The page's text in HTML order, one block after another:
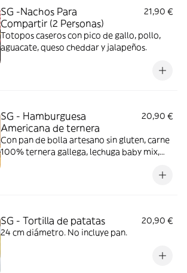
SG -Nachos Para
Compartir (2 Personas)
21,90 €
Totopos caseros con pico de gallo, pollo,
aguacate, queso cheddar y jalapeños.
SG - Hamburguesa
Americana de ternera
20,90 €
Con pan de bolla artesano sin gluten, carne
100% ternera gallega, lechuga baby mix,
Foto ilustrativa con pan brioche con gluten
SG - Tortilla de patatas
20,90 €
24 cm diámetro. No incluye pan.